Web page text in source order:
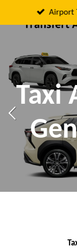
au
principal
Airport
Taxi